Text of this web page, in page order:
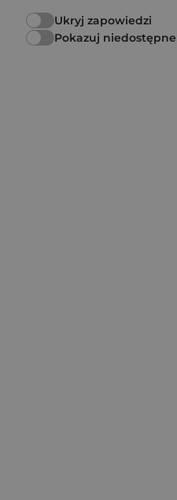
Ukryj zapowiedzi
Pokazuj niedostępne